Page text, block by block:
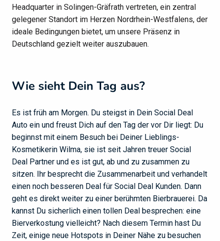
Headquarter in Solingen-Gräfrath vertreten, ein zentral
gelegener Standort im Herzen Nordrhein-Westfalens, der
ideale Bedingungen bietet, um unsere Präsenz in
Deutschland gezielt weiter auszubauen.
Wie sieht Dein Tag aus?
Es ist früh am Morgen. Du steigst in Dein Social Deal
Auto ein und freust Dich auf den Tag der vor Dir liegt: Du
beginnst mit einem Besuch bei Deiner Lieblings-
Kosmetikerin Wilma, sie ist seit Jahren treuer Social
Deal Partner und es ist gut, ab und zu zusammen zu
sitzen. Ihr besprecht die Zusammenarbeit und verhandelt
einen noch besseren Deal für Social Deal Kunden. Dann
geht es direkt weiter zu einer berühmten Bierbrauerei. Da
kannst Du sicherlich einen tollen Deal besprechen: eine
Bierverkostung vielleicht? Nach diesem Termin hast Du
Zeit, einige neue Hotspots in Deiner Nähe zu besuchen